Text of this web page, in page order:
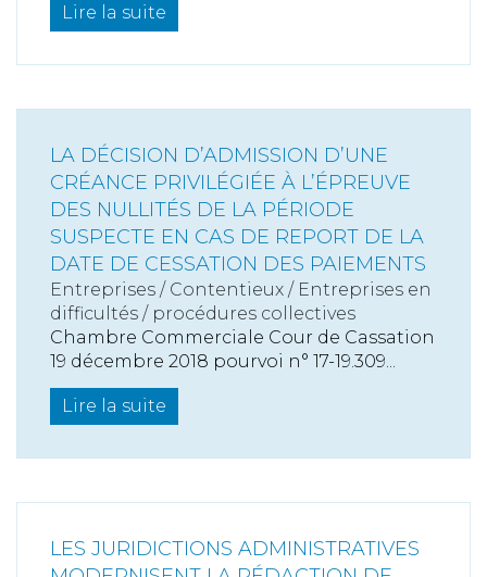
Lire la suite
LA DÉCISION D’ADMISSION D’UNE
CRÉANCE PRIVILÉGIÉE À L’ÉPREUVE
DES NULLITÉS DE LA PÉRIODE
SUSPECTE EN CAS DE REPORT DE LA
DATE DE CESSATION DES PAIEMENTS
Entreprises / Contentieux / Entreprises en
difficultés / procédures collectives
Chambre Commerciale Cour de Cassation
19 décembre 2018 pourvoi n° 17-19.309...
Lire la suite
LES JURIDICTIONS ADMINISTRATIVES